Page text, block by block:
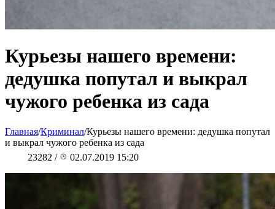
Курьезы нашего времени:
дедушка попутал и выкрал
чужого ребенка из сада
Главная/Криминал/Курьезы нашего времени: дедушка попутал
и выкрал чужого ребенка из сада
23282 / 02.07.2019 15:20